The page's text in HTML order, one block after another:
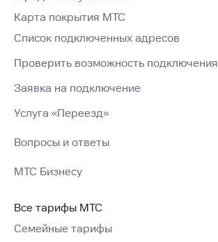
Карта покрытия МТС
Список подключенных адресов
Проверить возможность подключения
Заявка на подключение
Услуга «Переезд»
Вопросы и ответы
МТС Бизнесу
Все тарифы МТС
Семейные тарифы